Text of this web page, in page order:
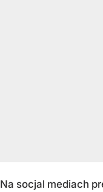
Na socjal mediach